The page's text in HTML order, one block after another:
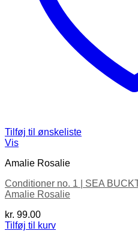
Tilføj til ønskeliste
Vis
Amalie Rosalie
Conditioner no. 1 | SEA
Amalie Rosalie
kr. 99.00
Tilføj til kurv